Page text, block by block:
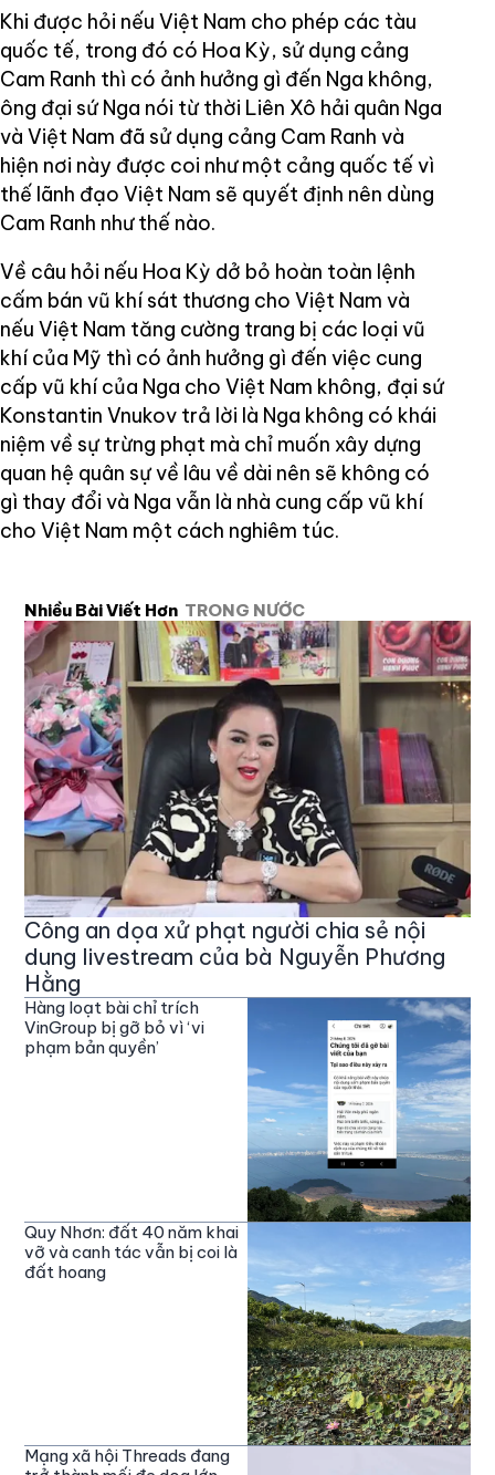
Khi được hỏi nếu Việt Nam cho phép các tàu
quốc tế, trong đó có Hoa Kỳ, sử dụng cảng
Cam Ranh thì có ảnh hưởng gì đến Nga không,
ông đại sứ Nga nói từ thời Liên Xô hải quân Nga
và Việt Nam đã sử dụng cảng Cam Ranh và
hiện nơi này được coi như một cảng quốc tế vì
thế lãnh đạo Việt Nam sẽ quyết định nên dùng
Cam Ranh như thế nào.
Về câu hỏi nếu Hoa Kỳ dở bỏ hoàn toàn lệnh
cấm bán vũ khí sát thương cho Việt Nam và
nếu Việt Nam tăng cường trang bị các loại vũ
khí của Mỹ thì có ảnh hưởng gì đến việc cung
cấp vũ khí của Nga cho Việt Nam không, đại sứ
Konstantin Vnukov trả lời là Nga không có khái
niệm về sự trừng phạt mà chỉ muốn xây dựng
quan hệ quân sự về lâu về dài nên sẽ không có
gì thay đổi và Nga vẫn là nhà cung cấp vũ khí
cho Việt Nam một cách nghiêm túc.
Nhiều Bài Viết Hơn TRONG NƯỚC
Công an dọa xử phạt người chia sẻ nội
dung livestream của bà Nguyễn Phương
Hằng
Hàng loạt bài chỉ trích
VinGroup bị gỡ bỏ vì ‘vi
phạm bản quyền’
Quy Nhơn: đất 40 năm khai
vỡ và canh tác vẫn bị coi là
đất hoang
Mạng xã hội Threads đang